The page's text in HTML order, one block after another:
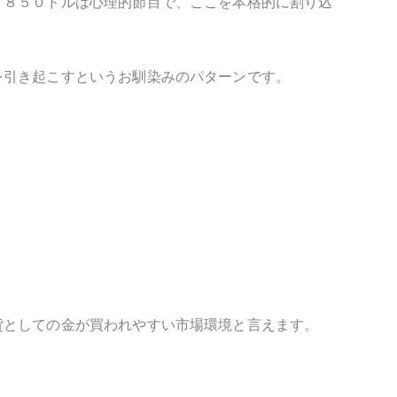
き起こすというお馴染みのパターンです。
しての金が買われやすい市場環境と言えます。